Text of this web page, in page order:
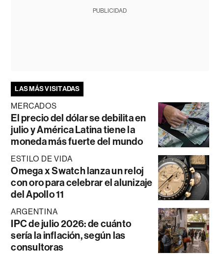
PUBLICIDAD
LAS MÁS VISITADAS
MERCADOS
El precio del dólar se debilita en
julio y América Latina tiene la
moneda más fuerte del mundo
ESTILO DE VIDA
Omega x Swatch lanza un reloj
con oro para celebrar el alunizaje
del Apollo 11
ARGENTINA
IPC de julio 2026: de cuánto
sería la inflación, según las
consultoras